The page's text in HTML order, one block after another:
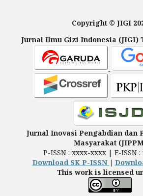
Copyright © JIGI
Jurnal Ilmu Gizi Indonesia (JIGI)
Jurnal Inovasi Pengabdian dan
Masyarakat
P-ISSN : xxxx-xxxx | E-ISSN
Download SK P-ISSN |
This work is licensed